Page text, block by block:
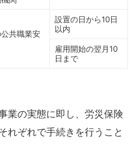
共職業安
設置の日から10日
以内
雇用開始の翌月10
日まで
業の実態に即し、労災保険
れぞれで手続きを行うこと